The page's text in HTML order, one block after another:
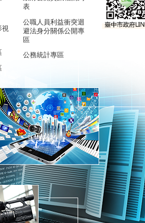
表
公職人員利益衝突迴
避法身分關係公開專
區
公務統計專區